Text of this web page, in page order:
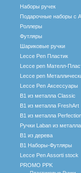
Наборы ручек
Подарочные наборы с
Роллеры
Футляры
Шариковые ручки
Lecce Pen Пластик
Lecce pen Мателл-
Lecce pen
Lecce Pen Аксессуары
B1 из металла Classic
B1 из металла FreshArt
B1 из металла
Ручки Laban из металла
B1 из дерева
B1 Наборы-Футляры
Lecce Pen Assorti stock
PROMO PPK